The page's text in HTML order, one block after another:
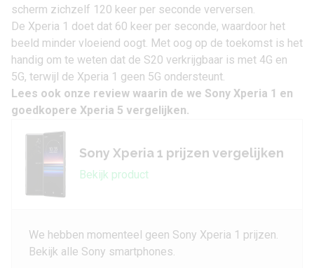
scherm zichzelf 120 keer per seconde verversen.
De Xperia 1 doet dat 60 keer per seconde, waardoor het
beeld minder vloeiend oogt. Met oog op de toekomst is het
handig om te weten dat de S20 verkrijgbaar is met 4G en
5G, terwijl de Xperia 1 geen 5G ondersteunt.
Lees ook onze review waarin de we Sony Xperia 1 en
goedkopere Xperia 5 vergelijken.
Sony Xperia 1 prijzen vergelijken
Bekijk product
We hebben momenteel geen Sony Xperia 1 prijzen.
Bekijk alle Sony smartphones.